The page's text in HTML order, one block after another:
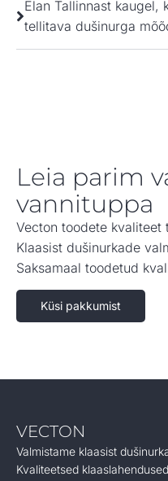
Elan Tallinnast kaugel,
tellitava dušinurga
Leia parim
vannituppa
Vecton toodete kvaliteet
Klaasist dušinurkade
Saksamaal toodetud
Küsi pakkumist
VECTON
Valmistame klaasist
Kvaliteetsed